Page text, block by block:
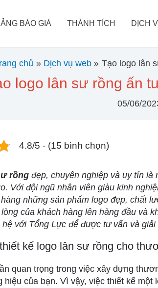
BÁO GIÁ THÀNH TÍCH DỊCH
chủ Dịch vụ web Tạo logo lân
logo lân sư rồng ấn
05/06/
4.8/5 - (15 bình chọn)
rồng đẹp, chuyên nghiệp và uy tín là
Với đội ngũ nhân viên giàu kinh
những sản phẩm logo đẹp, chất
của khách hàng lên hàng đầu và
với Tổng Lực để được tư vấn và
kế logo lân sư rồng cho
quan trọng trong việc xây dựng
của bạn. Vì vậy, việc thiết kế một